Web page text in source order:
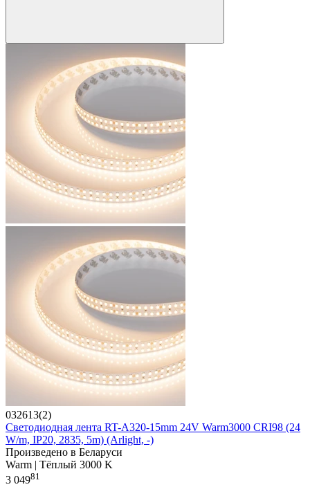
032613(2)
Светодиодная лента RT-A320-15mm 24V Warm3000 CRI98 (24
W/m, IP20, 2835, 5m) (Arlight, -)
Произведено в Беларуси
Warm | Тёплый 3000 K
3 04981